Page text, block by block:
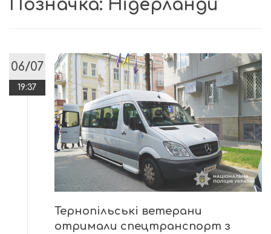
Позначка: Нідерланди
06/07
19:37
Тернопільські ветерани
отримали спецтранспорт з